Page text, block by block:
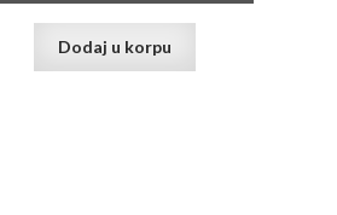
Dodaj u korpu